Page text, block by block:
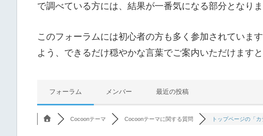
で調べている方には、結果が一番気になる部分となりま
このフォーラムには初心者の方も多く参加されていま
よう、できるだけ穏やかな言葉でご案内いただけますと
フォーラム メンバー 最近の投稿
Cocoonテーマ Cocoonテーマに関する質問 トップページの「